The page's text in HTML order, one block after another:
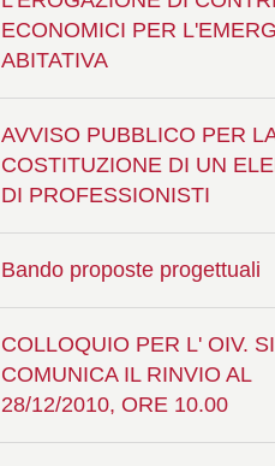
ECONOMICI PER
ABITATIVA
AVVISO PUBBLICO PER
COSTITUZIONE DI UN
DI PROFESSIONISTI
Bando proposte progettuali
COLLOQUIO PER L' OIV. SI
COMUNICA IL RINVIO AL
28/12/2010, ORE 10.00